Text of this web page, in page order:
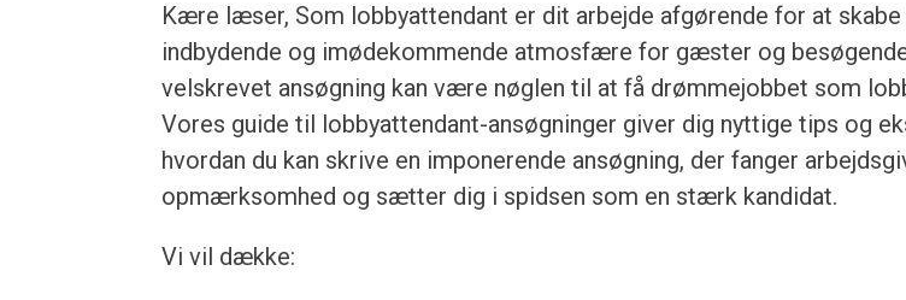
Kære læser, Som lobbyattendant er dit arbejde afgørende for at skabe
indbydende og imødekommende atmosfære for gæster og
velskrevet ansøgning kan være nøglen til at få drømmejobbet som
Vores guide til lobbyattendant-ansøgninger giver dig nyttige tips og
hvordan du kan skrive en imponerende ansøgning, der fanger
opmærksomhed og sætter dig i spidsen som en stærk kandidat.
Vi vil dække: